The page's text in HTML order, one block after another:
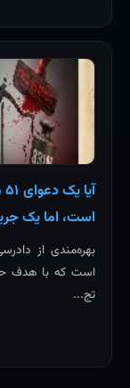
است، اما یک جریمه ۸۳۰ میلیون
بهره‌مندی از
است که با هدف
تج...